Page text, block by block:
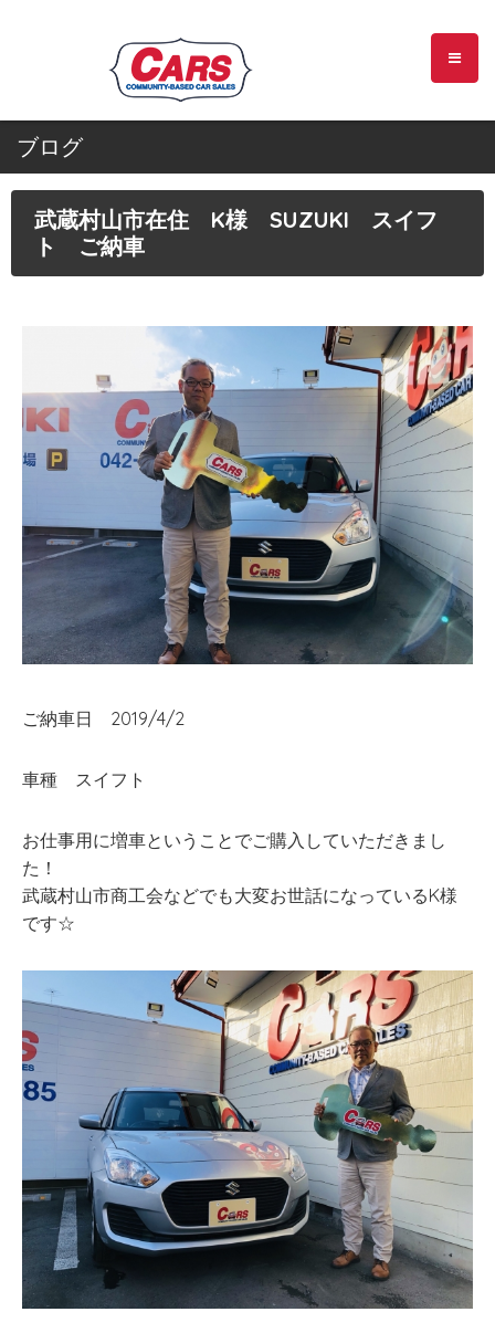
ブログ
武蔵村山市在住 K様 SUZUKI スイフ
ト ご納車
ご納車日 2019/4/2
車種 スイフト
お仕事用に増車ということでご購入していただきまし
た！
武蔵村山市商工会などでも大変お世話になっているK様
です☆